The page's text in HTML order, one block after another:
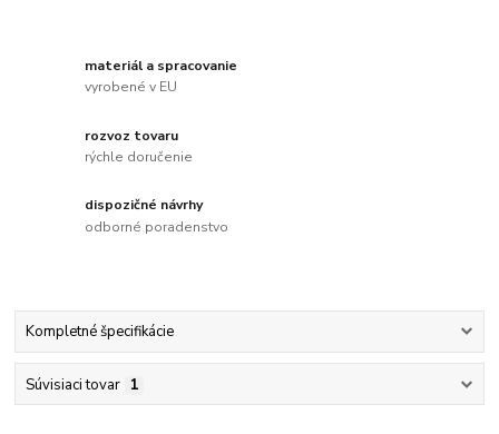
materiál a spracovanie
vyrobené v EU
rozvoz tovaru
rýchle doručenie
dispozičné návrhy
odborné poradenstvo
Kompletné špecifikácie
Súvisiaci tovar 1